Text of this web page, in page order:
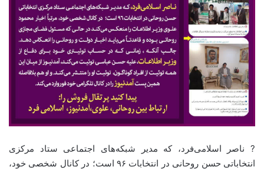
? ناصر اسلامی‌فرد، که مدیر شبکه‌های اجتماعی ستاد مرکزی
انتخاباتی حسن روحانی در انتخابات ۹۶ است؛ در کانال شخصی خود،